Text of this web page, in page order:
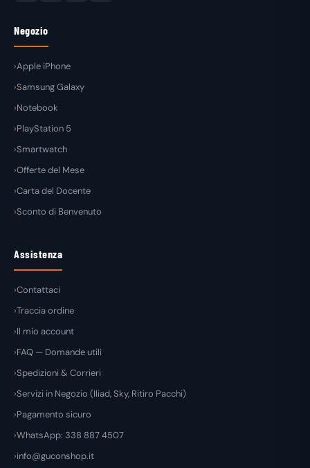
Negozio
Apple iPhone
Samsung Galaxy
Notebook
PlayStation 5
Smartwatch
Offerte del Mese
Carta del Docente
Sconto di Benvenuto
Assistenza
Contattaci
Traccia ordine
Il mio account
FAQ — Domande utili
Spedizioni & Corrieri
Servizi in Negozio (Iliad, Sky, Ritiro Pacchi)
Pagamento sicuro
WhatsApp: 338 887 4507
info@guconshop.it